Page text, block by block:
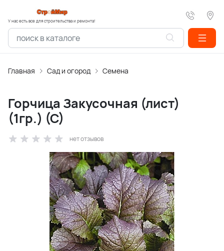
У нас есть все для строительства и ремонта!
Главная Сад и огород Семена
Горчица Закусочная (лист)
(1гр.) (С)
нет отзывов